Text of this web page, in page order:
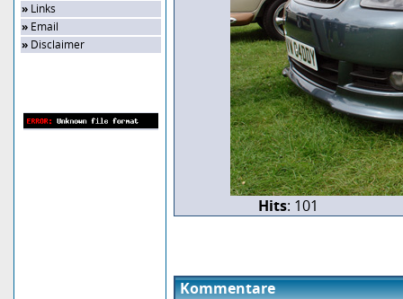
» Links
» Email
» Disclaimer
Hits: 101
Kommentare